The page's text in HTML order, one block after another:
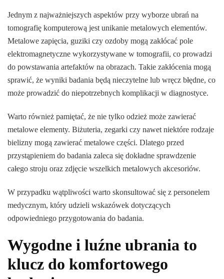
Jednym z najważniejszych aspektów przy wyborze ubrań na
tomografię komputerową jest unikanie metalowych elementów.
Metalowe zapięcia, guziki czy ozdoby mogą zakłócać pole
elektromagnetyczne wykorzystywane w tomografii, co prowadzi
do powstawania artefaktów na obrazach. Takie zakłócenia mogą
sprawić, że wyniki badania będą nieczytelne lub wręcz błędne, co
może prowadzić do niepotrzebnych komplikacji w diagnostyce.
Warto również pamiętać, że nie tylko odzież może zawierać
metalowe elementy. Biżuteria, zegarki czy nawet niektóre rodzaje
bielizny mogą zawierać metalowe części. Dlatego przed
przystąpieniem do badania zaleca się dokładne sprawdzenie
całego stroju oraz zdjęcie wszelkich metalowych akcesoriów.
W przypadku wątpliwości warto skonsultować się z personelem
medycznym, który udzieli wskazówek dotyczących
odpowiedniego przygotowania do badania.
Wygodne i luźne ubrania to
klucz do komfortowego